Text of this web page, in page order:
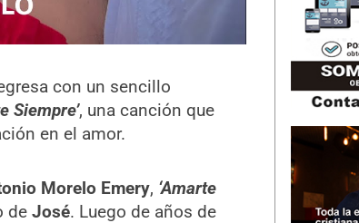
con un sencillo
Siempre’, una canción que
en el amor.
Morelo Emery, ‘Amarte
de José. Luego de años de